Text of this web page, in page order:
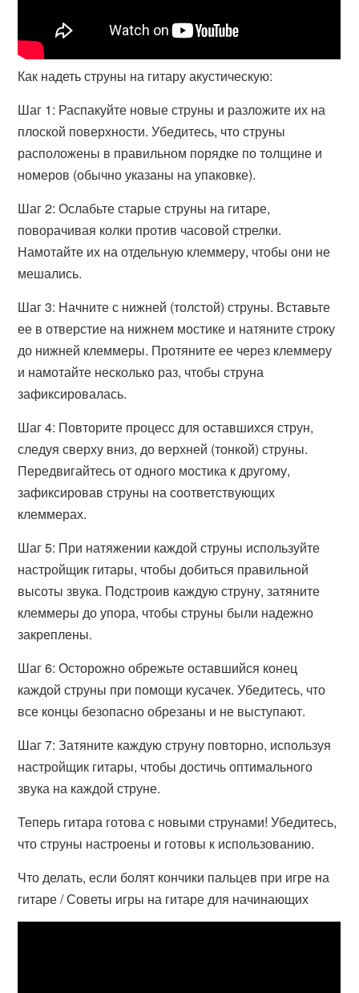
Как надеть струны на гитару акустическую:
Шаг 1: Распакуйте новые струны и разложите их на
плоской поверхности. Убедитесь, что струны
расположены в правильном порядке по толщине и
номеров (обычно указаны на упаковке).
Шаг 2: Ослабьте старые струны на гитаре,
поворачивая колки против часовой стрелки.
Намотайте их на отдельную клеммеру, чтобы они не
мешались.
Шаг 3: Начните с нижней (толстой) струны. Вставьте
ее в отверстие на нижнем мостике и натяните строку
до нижней клеммеры. Протяните ее через клеммеру
и намотайте несколько раз, чтобы струна
зафиксировалась.
Шаг 4: Повторите процесс для оставшихся струн,
следуя сверху вниз, до верхней (тонкой) струны.
Передвигайтесь от одного мостика к другому,
зафиксировав струны на соответствующих
клеммерах.
Шаг 5: При натяжении каждой струны используйте
настройщик гитары, чтобы добиться правильной
высоты звука. Подстроив каждую струну, затяните
клеммеры до упора, чтобы струны были надежно
закреплены.
Шаг 6: Осторожно обрежьте оставшийся конец
каждой струны при помощи кусачек. Убедитесь, что
все концы безопасно обрезаны и не выступают.
Шаг 7: Затяните каждую струну повторно, используя
настройщик гитары, чтобы достичь оптимального
звука на каждой струне.
Теперь гитара готова с новыми струнами! Убедитесь,
что струны настроены и готовы к использованию.
Что делать, если болят кончики пальцев при игре на
гитаре / Советы игры на гитаре для начинающих